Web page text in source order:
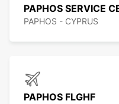
PAPHOS SERVICE
PAPHOS - CYPRUS
PAPHOS FLGHF